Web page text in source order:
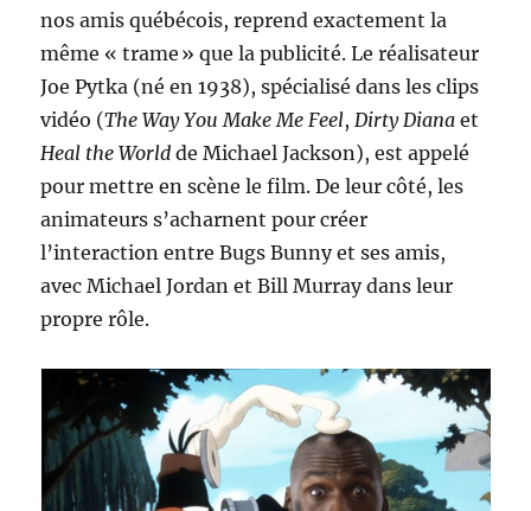
nos amis québécois, reprend exactement la
même « trame » que la publicité. Le réalisateur
Joe Pytka (né en 1938), spécialisé dans les clips
vidéo (The Way You Make Me Feel,Dirty Diana et
Heal the Worldde Michael Jackson), est appelé
pour mettre en scène le film. De leur côté, les
animateurs s’acharnent pour créer
l’interaction entre Bugs Bunny et ses amis,
avec Michael Jordan et Bill Murray dans leur
propre rôle.